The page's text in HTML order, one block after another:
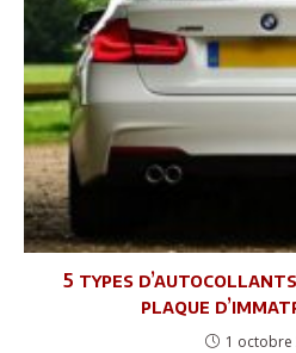
5 types
plaque
1 octobre